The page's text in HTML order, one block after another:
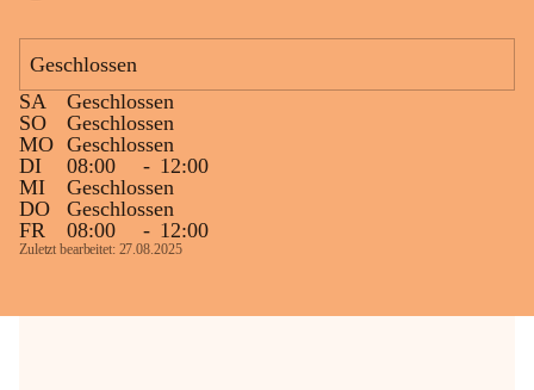
sein.
Die OMV Austria ist bemüht, für die
Bevölkerung ungewohnte, jedoch
technisch notwendige Betriebszustände so
kurz wie möglich zu halten.
Wir bitten daher die umliegende
Bevölkerung um Verständnis.
Geschlossen
SA
Geschlossen
SO
Geschlossen
MO Geschlossen
DI
08:00 - 12:00
MI
Geschlossen
DO
Geschlossen
FR
08:00 - 12:00
Zuletzt bearbeitet: 27.08.2025